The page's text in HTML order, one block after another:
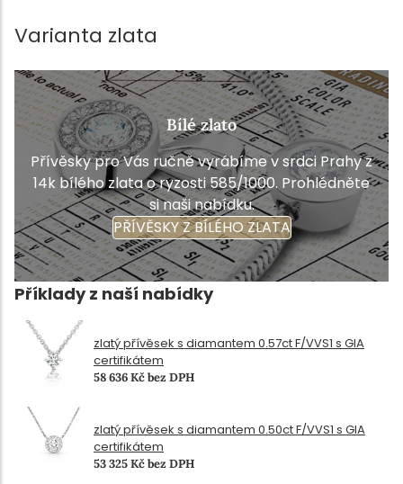
Varianta zlata
Bílé zlato
Přívěsky pro Vás ručně vyrábíme v srdci Prahy z
14k bílého zlata o ryzosti 585/1000. Prohlédněte
si naši nabídku.
PŘÍVĚSKY Z BÍLÉHO ZLATA
Příklady z naší nabídky
zlatý přívěsek s diamantem 0.57ct F/VVS1 s GIA
certifikátem
58 636 Kč bez DPH
zlatý přívěsek s diamantem 0.50ct F/VVS1 s GIA
certifikátem
53 325 Kč bez DPH